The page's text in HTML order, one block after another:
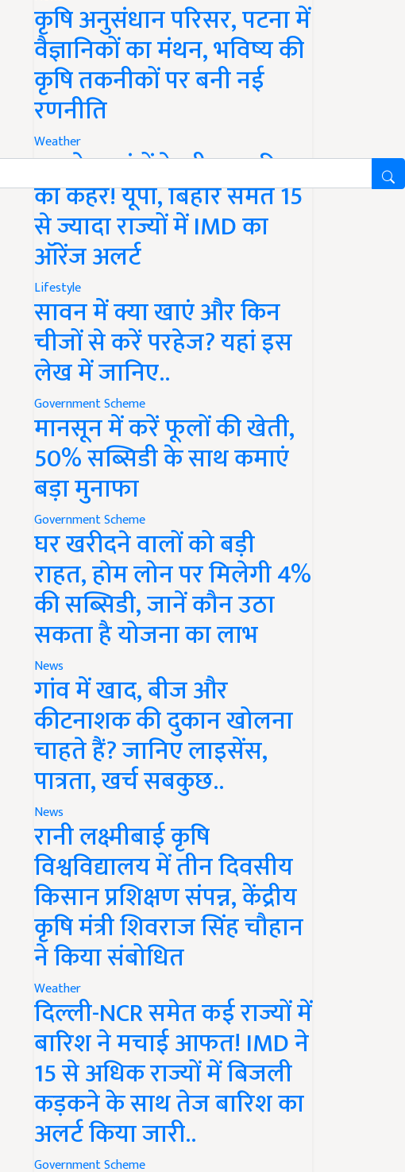
कृषि अनुसंधान परिसर, पटना में
वैज्ञानिकों का मंथन, भविष्य की
कृषि तकनीकों पर बनी नई
रणनीति
Weather
अगले 12 घंटों के भीतर बारिश
का कहर! यूपी, बिहार समेत 15
से ज्यादा राज्यों में IMD का
ऑरेंज अलर्ट
Lifestyle
सावन में क्या खाएं और किन
चीजों से करें परहेज? यहां इस
लेख में जानिए..
Government Scheme
मानसून में करें फूलों की खेती,
50% सब्सिडी के साथ कमाएं
बड़ा मुनाफा
Government Scheme
घर खरीदने वालों को बड़ी
राहत, होम लोन पर मिलेगी 4%
की सब्सिडी, जानें कौन उठा
सकता है योजना का लाभ
News
गांव में खाद, बीज और
कीटनाशक की दुकान खोलना
चाहते हैं? जानिए लाइसेंस,
पात्रता, खर्च सबकुछ..
News
रानी लक्ष्मीबाई कृषि
विश्वविद्यालय में तीन दिवसीय
किसान प्रशिक्षण संपन्न, केंद्रीय
कृषि मंत्री शिवराज सिंह चौहान
ने किया संबोधित
Weather
दिल्ली-NCR समेत कई राज्यों में
बारिश ने मचाई आफत! IMD ने
15 से अधिक राज्यों में बिजली
कड़कने के साथ तेज बारिश का
अलर्ट किया जारी..
Government Scheme